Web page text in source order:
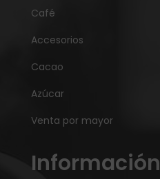
Café
Accesorios
Cacao
Azúcar
Venta por mayor
Información